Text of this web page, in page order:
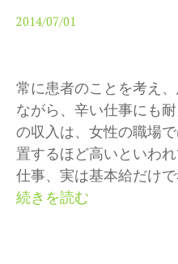
2014/07/01
常に患者のことを考え
ながら、辛い仕事にも
の収入は、女性の職場
置するほど高いといわ
仕事、実は基本給だけ
続きを読む